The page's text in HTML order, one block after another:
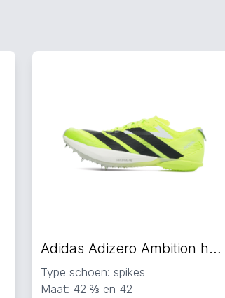
Adidas Adizero Ambition hardloopschoenen fluorgeel
Type schoen: spikes
Maat: 42 ⅔ en 42